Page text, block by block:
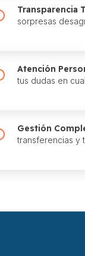
Transparencia
sorpresas
Atención
tus dudas en
Gestión
transferencias y